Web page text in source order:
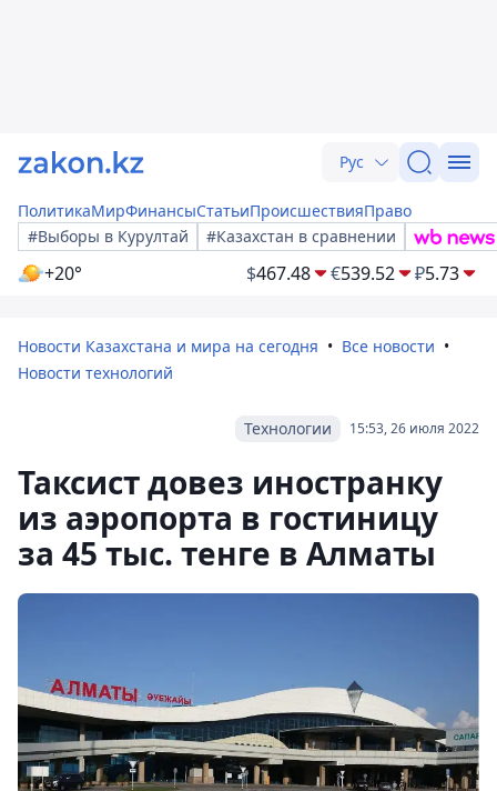
Рус
ПолитикаМирФинансыСтатьиПроисшествияПраво
#Выборы в Курултай
#Казахстан в сравнении
+20° $467.48 €539.52 ₽5.73
Новости Казахстана и мира на сегодня
Все новости
Новости технологий
15:53, 26 июля 2022
Технологии
Таксист довез иностранку
из аэропорта в гостиницу
за 45 тыс. тенге в Алматы